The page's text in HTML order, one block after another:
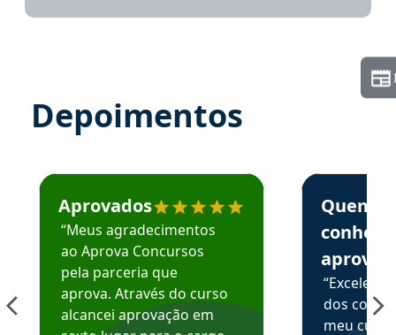
Depoimentos
Estudante José recomenda o Aprova Concursos em
Aprovados
“Meus agradecimentos
ao Aprova Concursos
pela parceria que
aprova. Através do curso
alcancei aprovação em
Estudante
Quem
aprova
dos
meu